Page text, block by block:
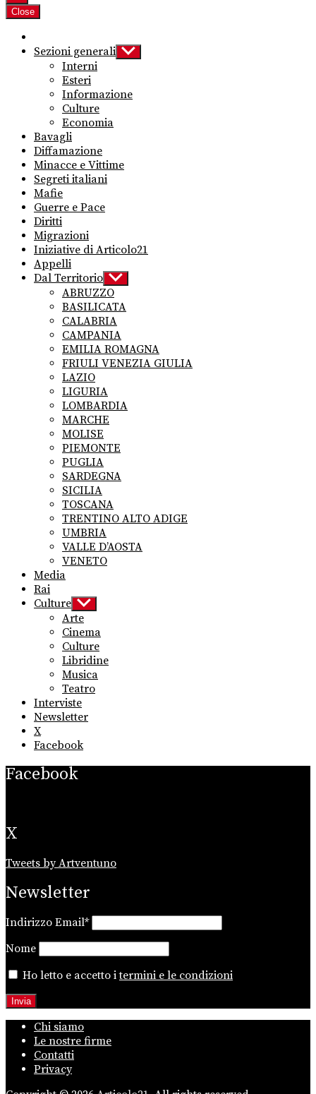
Close
Sezioni generali Show
sub
Interni
Esteri
Informazione
Culture
Economia
Bavagli
Diffamazione
Minacce e Vittime
Segreti italiani
Mafie
Guerre e Pace
Diritti
Migrazioni
Iniziative di Articolo21
Appelli
Dal Territorio Show
sub
menu
ABRUZZO
BASILICATA
CALABRIA
CAMPANIA
EMILIA ROMAGNA
FRIULI VENEZIA GIULIA
LAZIO
LIGURIA
LOMBARDIA
MARCHE
MOLISE
PIEMONTE
PUGLIA
SARDEGNA
SICILIA
TOSCANA
TRENTINO ALTO ADIGE
UMBRIA
VALLE D’AOSTA
VENETO
Media
Rai
Culture Show
sub
menu
Arte
Cinema
Culture
Libridine
Musica
Teatro
Interviste
Newsletter
X
Facebook
Facebook
X
Tweets by Artventuno
Newsletter
Indirizzo Email*
Nome
Ho letto e accetto itermini e le condizioni
Chi siamo
Le nostre firme
Contatti
Privacy